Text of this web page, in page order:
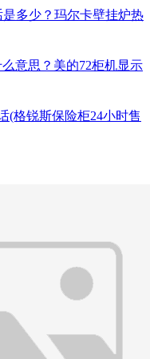
多少？玛尔卡壁挂炉热
意思？美的72柜机显示
(格锐斯保险柜24小时售